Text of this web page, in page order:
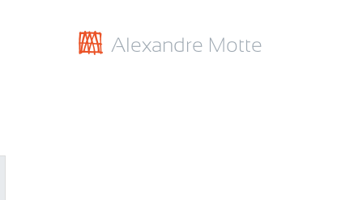
Alexandre Motte